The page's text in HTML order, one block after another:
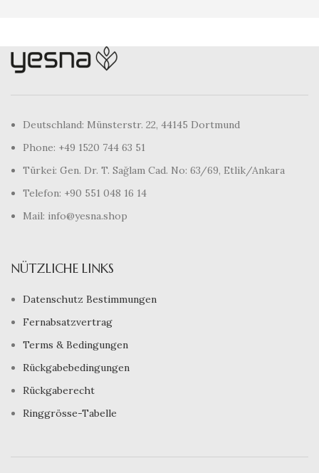
Deutschland: Münsterstr. 22, 44145 Dortmund
Phone: +49 1520 744 63 51
Türkei: Gen. Dr. T. Sağlam Cad. No: 63/69, Etlik/Ankara
Telefon: +90 551 048 16 14
Mail: info@yesna.shop
NÜTZLICHE LINKS
Datenschutz Bestimmungen
Fernabsatzvertrag
Terms & Bedingungen
Rückgabebedingungen
Rückgaberecht
Ringgrösse-Tabelle